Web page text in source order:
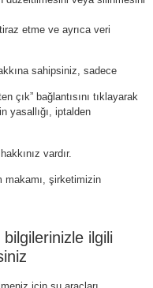
etme ve ayrıca veri
sahipsiniz, sadece
çık” bağlantısını tıklayarak
yasallığı, iptalden
vardır.
makamı, şirketimizin
ilgili